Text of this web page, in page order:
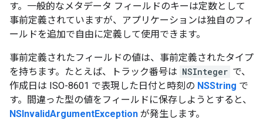
す。一般的なメタデータ フィールドのキーは定数として
事前定義されていますが、アプリケーションは独自のフィ
ールドを追加で自由に定義して使用できます。
事前定義されたフィールドの値は、事前定義されたタイプ
を持ちます。たとえば、トラック番号は NSInteger で、
作成日は ISO-8601 で表現した日付と時刻の NSString で
す。間違った型の値をフィールドに保存しようとすると、
NSInvalidArgumentException が発生します。